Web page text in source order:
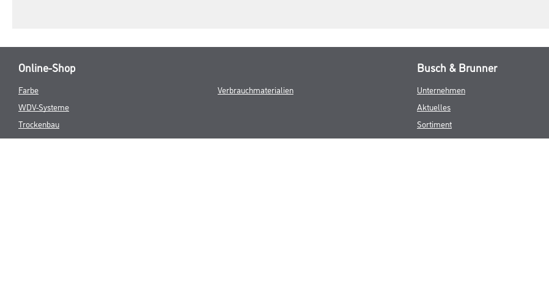
Online-Shop
Farbe
WDV-Systeme
Trockenbau
Putze- und Spachtelmassen
Verbrauchmaterialien
Busch & Brunner
Unternehmen
Aktuelles
Sortiment
Eigenmarken